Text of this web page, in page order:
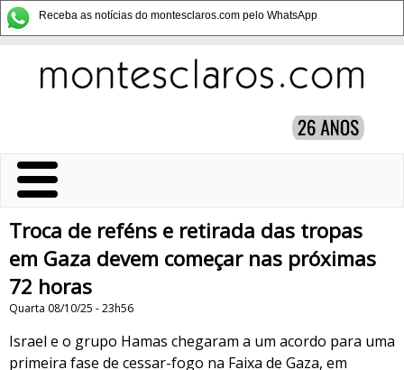
Receba as notícias do montesclaros.com pelo WhatsApp
Troca de reféns e retirada das tropas
em Gaza devem começar nas próximas
72 horas
Quarta 08/10/25 - 23h56
Israel e o grupo Hamas chegaram a um acordo para uma
primeira fase de cessar-fogo na Faixa de Gaza, em